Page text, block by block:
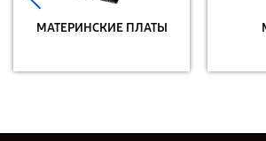
МАТЕРИНСКИЕ ПЛАТЫ